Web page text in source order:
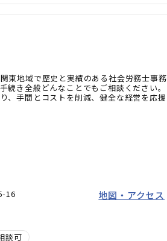
東地域で歴史と実績のある社会労務士事務
続き全般どんなことでもご相談ください。
、手間とコストを削減、健全な経営を応援
16 地図・アクセス
談可